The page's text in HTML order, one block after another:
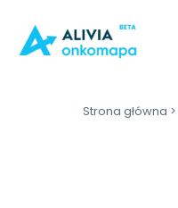
Strona główna >